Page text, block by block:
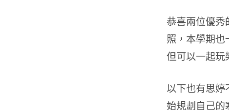
恭喜兩位優秀
照，本學期
但可以一起玩
以下也有思婷
始規劃自己的